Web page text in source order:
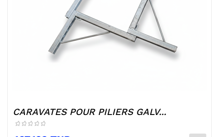
CARAVATES POUR PILIERS GALV...